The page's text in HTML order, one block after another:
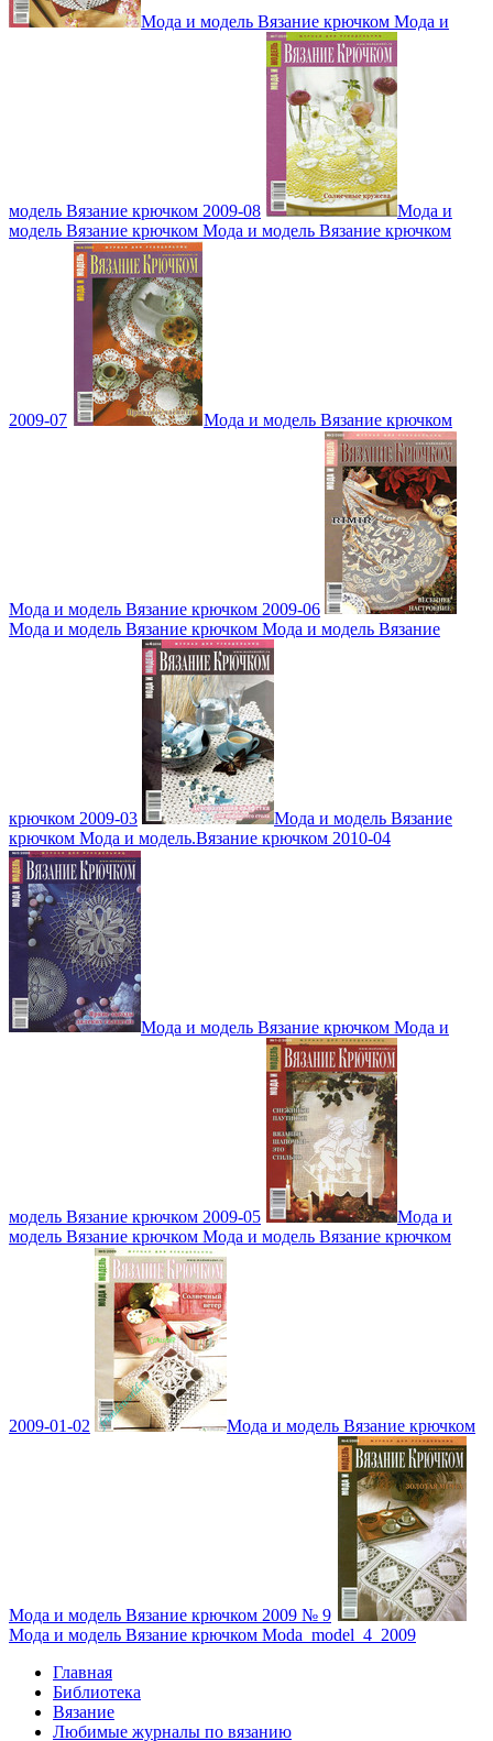
Мода и модель Вязание крючком Мода и
модель Вязание крючком 2009-08
Мода и
модель Вязание крючком Мода и модель Вязание крючком
2009-07 Мода и модель Вязание крючком
Мода и модель Вязание крючком 2009-06
Мода и модель Вязание крючком Мода и модель Вязание
крючком 2009-03
Мода и модель Вязание
крючком Мода и модель.Вязание крючком 2010-04
Мода и модель Вязание крючком Мода и
модель Вязание крючком 2009-05
Мода и
модель Вязание крючком Мода и модель Вязание крючком
2009-01-02 Мода и модель Вязание крючком
Мода и модель Вязание крючком 2009 № 9
Мода и модель Вязание крючком Moda_model_4_2009
Главная
Библиотека
Вязание
Любимые журналы по вязанию